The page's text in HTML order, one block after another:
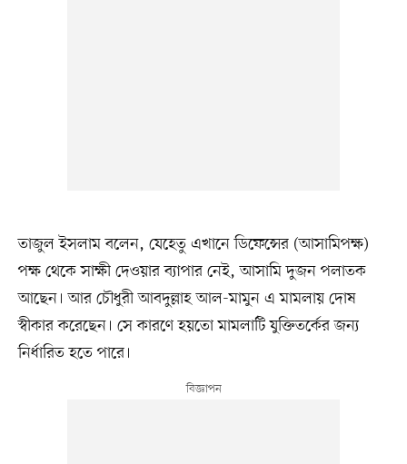
তাজুল ইসলাম বলেন, যেহেতু এখানে ডিফেন্সের (আসামিপক্ষ)
পক্ষ থেকে সাক্ষী দেওয়ার ব্যাপার নেই, আসামি দুজন পলাতক
আছেন। আর চৌধুরী আবদুল্লাহ আল-মামুন এ মামলায় দোষ
স্বীকার করেছেন। সে কারণে হয়তো মামলাটি যুক্তিতর্কের জন্য
নির্ধারিত হতে পারে।